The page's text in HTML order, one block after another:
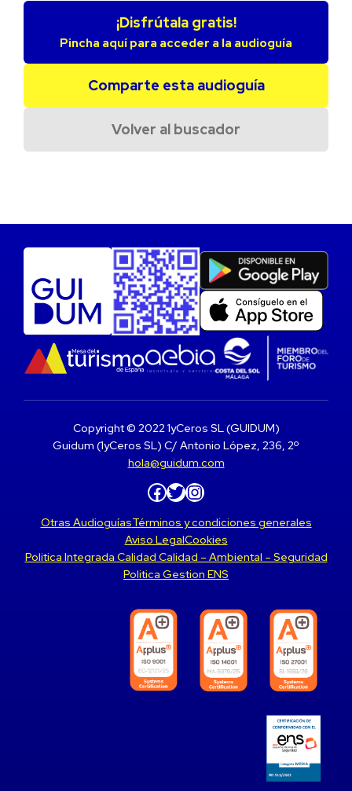
¡Disfrútala gratis!
Pincha aquí para acceder a la audioguía
Comparte esta audioguía
Volver al buscador
Copyright © 2022 1yCeros SL (GUIDUM)
Guidum (1yCeros SL) C/ Antonio López, 236, 2º
hola@guidum.com
Facebook Twitter Instagram
Otras AudioguíasTérminos y condiciones generales
Aviso LegalCookies
Politica Integrada Calidad Calidad – Ambiental – Seguridad
Politica Gestion ENS